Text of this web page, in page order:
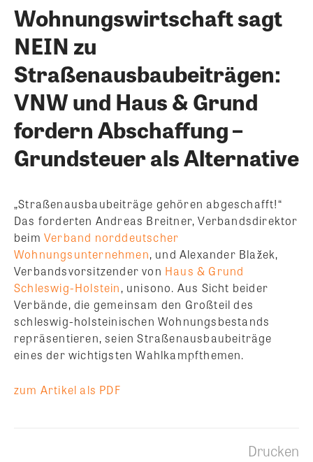
Wohnungswirtschaft sagt
NEIN zu
Straßenausbaubeiträgen:
VNW und Haus & Grund
fordern Abschaffung –
Grundsteuer als Alternative
„Straßenausbaubeiträge gehören abgeschafft!“
Das forderten Andreas Breitner, Verbandsdirektor
beim Verband norddeutscher
Wohnungsunternehmen, und Alexander Blažek,
Verbandsvorsitzender von Haus & Grund
Schleswig-Holstein, unisono. Aus Sicht beider
Verbände, die gemeinsam den Großteil des
schleswig-holsteinischen Wohnungsbestands
repräsentieren, seien Straßenausbaubeiträge
eines der wichtigsten Wahlkampfthemen.
zum Artikel als PDF
Drucken